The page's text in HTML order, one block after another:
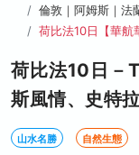
倫敦｜阿姆斯｜法
荷比法10日【華航
荷比法10日－
斯風情、史特
山水名勝 自然生態